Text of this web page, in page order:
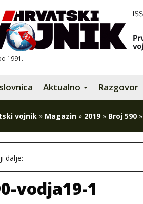
1991.
Aktualno Razgovor
vojnik » Magazin » 2019» Broj 590 »
dalje:
vodja19-1